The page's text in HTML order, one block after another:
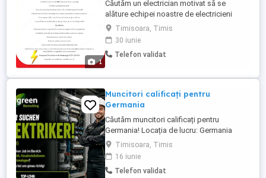
1
Căutăm un electrician motivat să se
alăture echipei noastre de electricieni
profesioniști. Suntem o firmă specializată
în instalații electrice rezidențiale,
comerciale și industriale, cu proiecte
variate și în creștere constantă. Cerințe:
electric (cel puțin ...
Timisoara, Timis
30 iunie
Telefon validat
Muncitori calificați pentru
Germania
Căutăm muncitori calificați pentru
Germania! Locația de lucru: Germania
Începerea activității: imediat sau la
înțelegere Ai experiență în domeniul:
instalații electrice instalații sanitare
instalații termice încălzire Atunci te căutăm
Timisoara, Timis
16 iunie
Telefon validat